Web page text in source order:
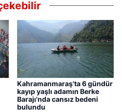
Kahramanmaraş'ta 6 gündür
kayıp yaşlı adamın Berke
Barajı'nda cansız bedeni
bulundu